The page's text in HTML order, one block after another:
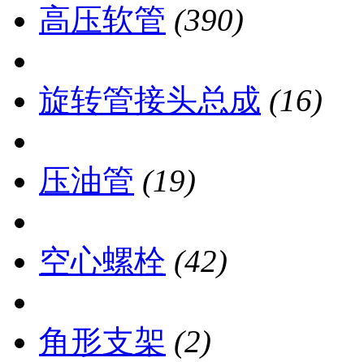
高压软管 (390)
旋转管接头总成 (16)
压油管 (19)
空心螺栓 (42)
角形支架 (2)